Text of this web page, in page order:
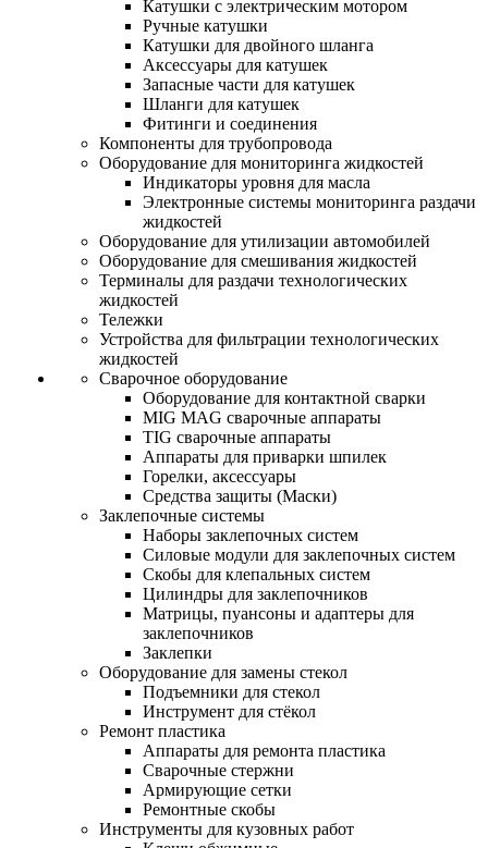
Катушки с электрическим мотором
Ручные катушки
Катушки для двойного шланга
Аксессуары для катушек
Запасные части для катушек
Шланги для катушек
Фитинги и соединения
Компоненты для трубопровода
Оборудование для мониторинга жидкостей
Индикаторы уровня для масла
Электронные системы мониторинга раздачи
жидкостей
Оборудование для утилизации автомобилей
Оборудование для смешивания жидкостей
Терминалы для раздачи технологических
жидкостей
Тележки
Устройства для фильтрации технологических
жидкостей
Сварочное оборудование
Оборудование для контактной сварки
MIG MAG сварочные аппараты
TIG сварочные аппараты
Аппараты для приварки шпилек
Горелки, аксессуары
Средства защиты (Маски)
Заклепочные системы
Наборы заклепочных систем
Силовые модули для заклепочных систем
Скобы для клепальных систем
Цилиндры для заклепочников
Матрицы, пуансоны и адаптеры для
заклепочников
Заклепки
Оборудование для замены стекол
Подъемники для стекол
Инструмент для стёкол
Ремонт пластика
Аппараты для ремонта пластика
Сварочные стержни
Армирующие сетки
Ремонтные скобы
Инструменты для кузовных работ